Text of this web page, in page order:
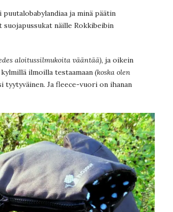
ja minä päätin
näille Rokkibeibin
aloitussilmukoita vääntää), ja oikein
ilmoilla testaamaan (koska olen
Ja fleece-vuori on ihanan